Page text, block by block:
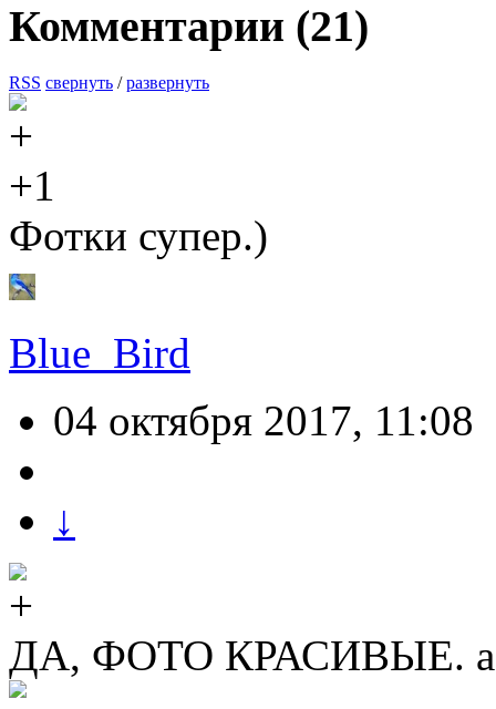
Комментарии (21)
RSS свернуть /развернуть
+1
Фотки супер.)
Blue_Bird
04 октября 2017, 11:08
↓
ДА, ФОТО КРАСИВЫЕ. а